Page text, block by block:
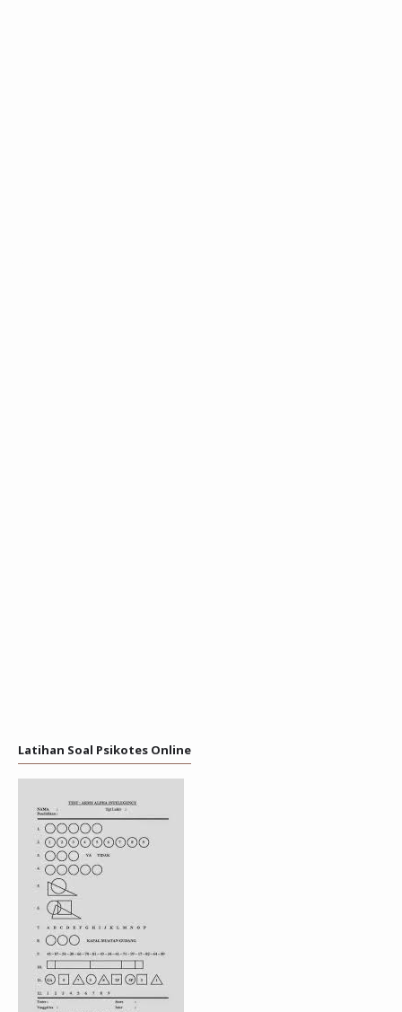
Latihan Soal Psikotes Online